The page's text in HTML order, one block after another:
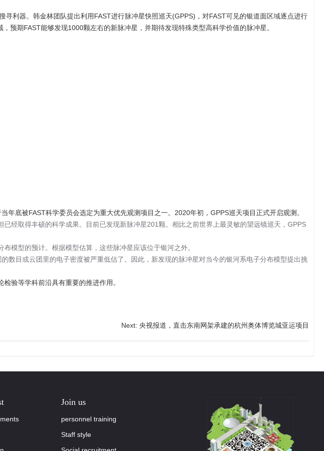
器。韩金林团队提出利用FAST进行脉冲星快照巡天(GPPS)，对FAST可见的银道面区域逐点进行
预期FAST能够发现1000颗左右的新脉冲星，并期待发现特殊类型高科学价值的脉冲星。
被FAST科学委员会选定为重大优先观测项目之一。2020年初，GPPS巡天项目正式开启观测。
取得丰硕的科学成果。目前已发现新脉冲星201颗。相比之前世界上最灵敏的望远镜巡天，GPPS
型的预计。根据模型估算，这些脉冲星应该位于银河之外。
目或云团里的电子密度被严重低估了。因此，新发现的脉冲星对当今的银河系电子分布模型提出挑
验等学科前沿具有重要的推进作用。
Next: 央视报道，直击东南网架承建的杭州奥体博览城亚运项目
Join us
personnel training
Staff style